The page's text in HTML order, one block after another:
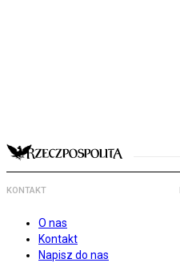
KONTAKT
O nas
Kontakt
Napisz do nas